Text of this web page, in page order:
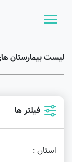
لیست بیمارستان
فیلتر ها
استان :